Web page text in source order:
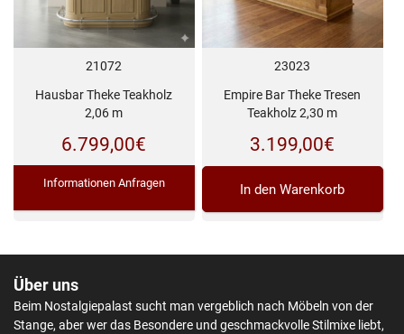
21072
Hausbar Theke Teakholz
2,06 m
6.799,00€
Informationen Anfragen
23023
Empire Bar Theke Tresen
Teakholz 2,30 m
3.199,00€
In den Warenkorb
Über uns
Beim Nostalgiepalast sucht man vergeblich nach Möbeln von der
Stange, aber wer das Besondere und geschmackvolle Stilmixe liebt,